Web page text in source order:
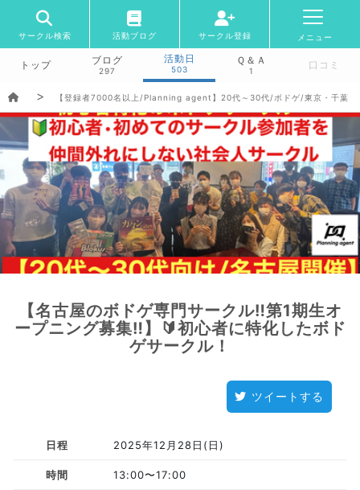
サークル検索 活動ブログ サークル登録 メニュー
トップ ブログ
297
活動日
503
Ｑ＆Ａ
1 口コミ
【登録者7000名以上/Planning agent】20代～30代/ボドゲ/東京・千葉・
【名古屋のボドゲ専門サークル‼️第1期生オ
ープニング募集‼️】🔰初心者に特化したボド
ゲサークル！
ツイートする
日程 2025年12月28日(日)
時間 13:00〜17:00